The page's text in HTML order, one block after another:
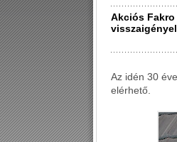
Akciós
Az idén 30
elérhető.